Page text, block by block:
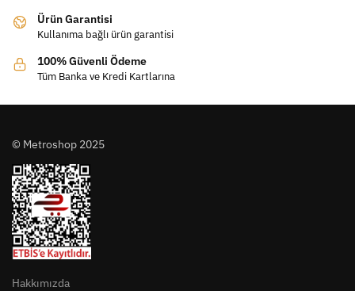
Ürün Garantisi
Kullanıma bağlı ürün garantisi
100% Güvenli Ödeme
Tüm Banka ve Kredi Kartlarına
© Metroshop 2025
Hakkımızda